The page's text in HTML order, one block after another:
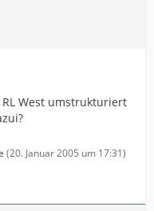
West umstrukturiert
(20. Januar 2005 um 17:31)